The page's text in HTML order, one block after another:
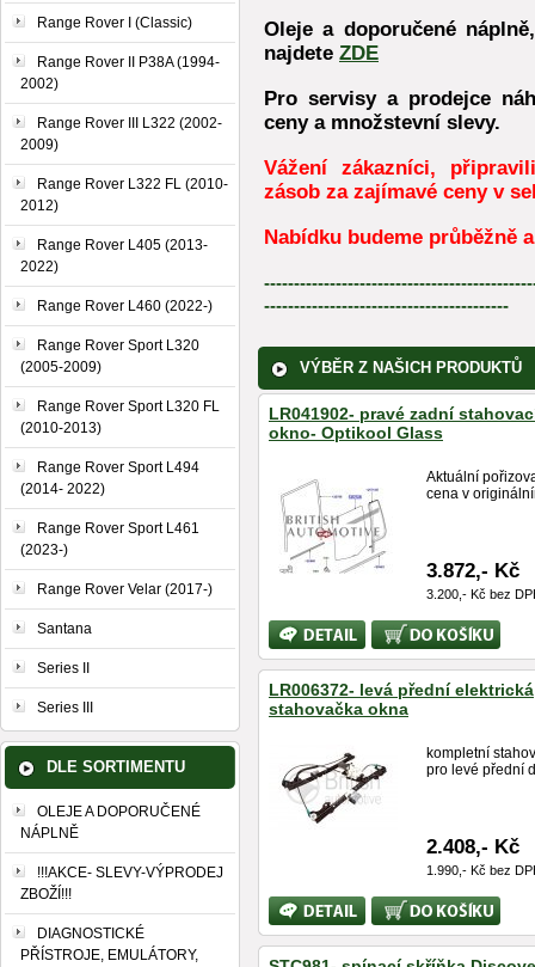
Range Rover I (Classic)
Range Rover II P38A (1994-
2002)
Range Rover III L322 (2002-
2009)
Range Rover L322 FL (2010-
2012)
Range Rover L405 (2013-
2022)
Range Rover L460 (2022-)
Range Rover Sport L320
(2005-2009)
Range Rover Sport L320 FL
(2010-2013)
Range Rover Sport L494
(2014- 2022)
Range Rover Sport L461
(2023-)
Range Rover Velar (2017-)
Santana
Series II
Series III
DLE SORTIMENTU
OLEJE A DOPORUČENÉ
NÁPLNĚ
!!!AKCE- SLEVY-VÝPRODEJ
ZBOŽÍ!!!
DIAGNOSTICKÉ
PŘÍSTROJE, EMULÁTORY,
Oleje a doporučené
najdete ZDE
Pro servisy a prodejce
ceny a množstevní slevy.
Vážení zákazníci,
zásob za zajímavé ceny v
Nabídku budeme průběžně
-----------------------------------------
VÝBĚR Z NAŠICH PRODUKTŮ
LR041902- pravé zadní
okno- Optikool Glass
Aktuální
cena v
3.872,- Kč
3.200,- Kč bez
Bližší
informace
Koupit
LR006372- levá přední elektrická
stahovačka okna
kompletní
pro levé přední
2.408,- Kč
1.990,- Kč bez
Bližší
informace
Koupit